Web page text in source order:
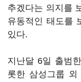
추겠다는 의지를
유동적인 태도를
있다.
지난달 6일 출범
롯한 삼성그룹 외